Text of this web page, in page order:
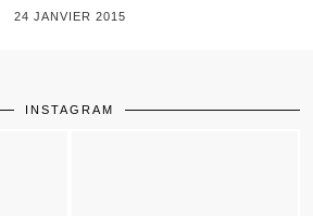
24 JANVIER 2015
INSTAGRAM